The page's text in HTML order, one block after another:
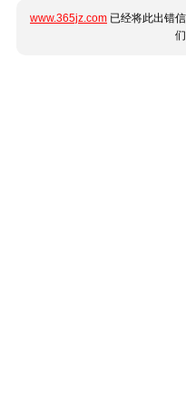
www.365jz.com 已经将此出错